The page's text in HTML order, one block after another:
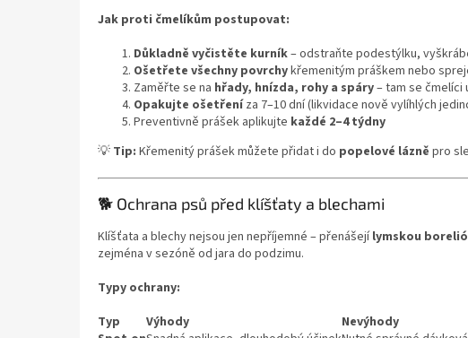
Jak proti čmelíkům postupovat:
Důkladně vyčistěte kurník– odstraňte podestýlku,
Ošetřete všechny povrchykřemenitým práškem nebo
Zaměřte se na hřady, hnízda, rohy a spáry– tam se čmelíci
Opakujte ošetření za 7–10 dní (likvidace nově vylíhlých
Preventivně prášek aplikujte každé 2–4 týdny
💡 Tip: Křemenitý prášek můžete přidat i do popelové lázně pro
🐕 Ochrana psů před klíšťaty a blechami
Klíšťata a blechy nejsou jen nepříjemné – přenášejí lymskou
zejména v sezóně od jara do podzimu.
Typy ochrany:
Typ
Výhody
Nevýhody